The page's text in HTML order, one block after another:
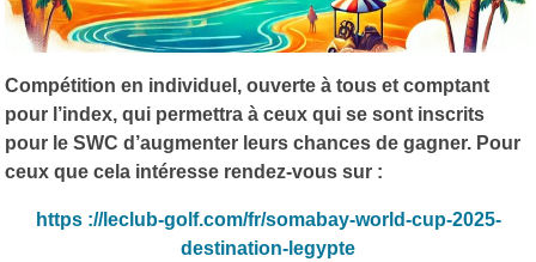
Compétition en individuel, ouverte à tous et comptant
pour l’index, qui permettra à ceux qui se sont inscrits
pour le SWC d’augmenter leurs chances de gagner. Pour
ceux que cela intéresse rendez-vous sur :
https ://leclub-golf.com/fr/somabay-world-cup-2025-
destination-legypte